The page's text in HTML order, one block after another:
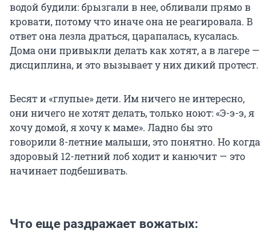
водой будили: брызгали в нее, обливали прямо в
кровати, потому что иначе она не реагировала. В
ответ она лезла драться, царапалась, кусалась.
Дома они привыкли делать как хотят, а в лагере —
дисциплина, и это вызывает у них дикий протест.
Бесят и «глупые» дети. Им ничего не интересно,
они ничего не хотят делать, только ноют: «Э-э-э, я
хочу домой, я хочу к маме». Ладно бы это
говорили 8-летние малыши, это понятно. Но когда
здоровый 12-летний лоб ходит и канючит — это
начинает подбешивать.
Что еще раздражает вожатых: